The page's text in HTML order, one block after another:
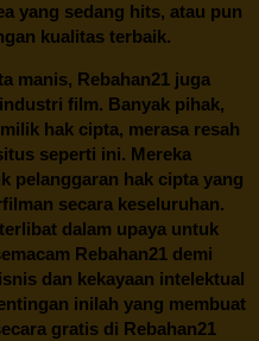
yang sedang hits, atau pun
kualitas terbaik.
manis, Rebahan21juga
film. Banyak pihak,
hak cipta, merasa resah
seperti ini. Mereka
pelanggaran hak cipta yang
secara keseluruhan.
dalam upaya untuk
Rebahan21 demi
dan kekayaan intelektual
inilah yang membuat
gratis di Rebahan21